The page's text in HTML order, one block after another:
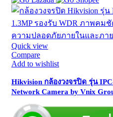
Quick view
Compare
Add to wishlist
Hikvision กล้องวงจรปิด รุ่น
Network Camera by Vnix